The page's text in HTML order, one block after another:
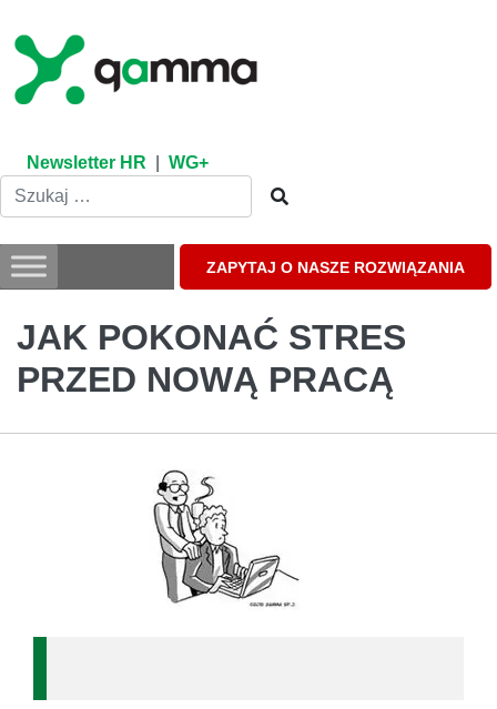
content
Newsletter HR WG+
ZAPYTAJ O NASZE ROZWIĄZANIA
JAK POKONAĆ STRES
PRZED NOWĄ PRACĄ